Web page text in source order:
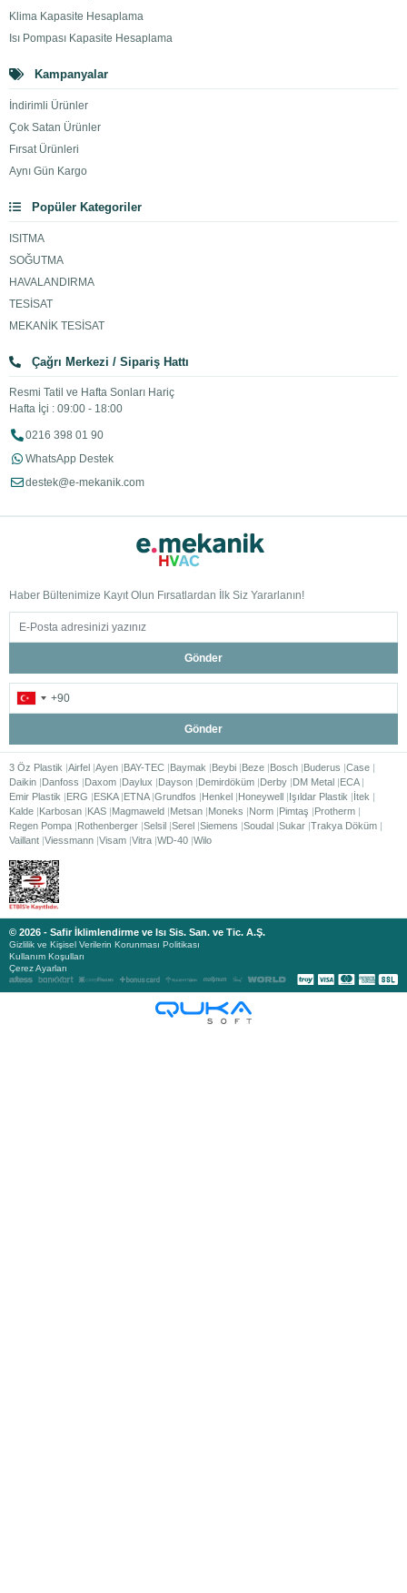
Klima Kapasite Hesaplama
Isı Pompası Kapasite Hesaplama
Kampanyalar
İndirimli Ürünler
Çok Satan Ürünler
Fırsat Ürünleri
Aynı Gün Kargo
Popüler Kategoriler
ISITMA
SOĞUTMA
HAVALANDIRMA
TESİSAT
MEKANİK TESİSAT
Çağrı Merkezi / Sipariş Hattı
Resmi Tatil ve Hafta Sonları Hariç
Hafta İçi : 09:00 - 18:00
0216 398 01 90
WhatsApp Destek
destek@e-mekanik.com
Haber Bültenimize Kayıt Olun Fırsatlardan İlk Siz Yararlanın!
Gönder
Gönder
3 Öz Plastik Airfel Ayen BAY-TEC Baymak Beybi Beze Bosch Buderus Case
Daikin Danfoss Daxom Daylux Dayson Demirdöküm Derby DM Metal ECA
Emir Plastik
ERG ESKA ETNA Grundfos Henkel Honeywell Işıldar Plastik
İtek
Kalde Karbosan KAS Magmaweld Metsan Moneks Norm Pimtaş
Protherm
Regen Pompa Rothenberger Selsil Serel Siemens Soudal Sukar Trakya Döküm
Vaillant Viessmann Visam Vitra WD-40 Wilo
© 2026 - Safir İklimlendirme ve Isı Sis. San. ve Tic. A.Ş.
Gizlilik ve Kişisel Verilerin Korunması Politikası
Kullanım Koşulları
Çerez Ayarları